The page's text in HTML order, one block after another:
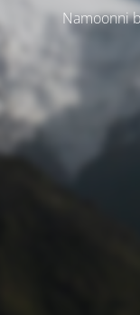
Namoonni